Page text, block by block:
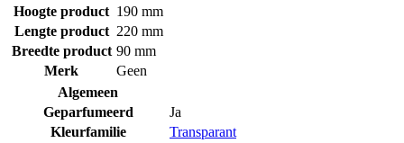
Hoogte product 190 mm
Lengte product 220 mm
Breedte product 90 mm
Merk
Geen
Algemeen
Geparfumeerd
Ja
Kleurfamilie
Transparant